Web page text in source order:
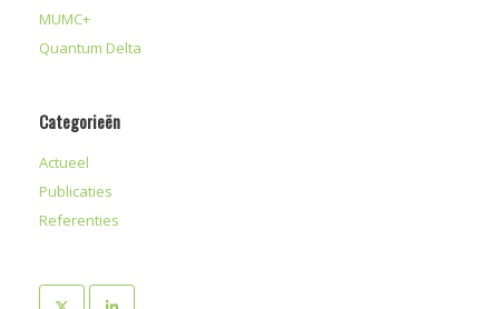
MUMC+
Quantum Delta
Categorieën
Actueel
Publicaties
Referenties